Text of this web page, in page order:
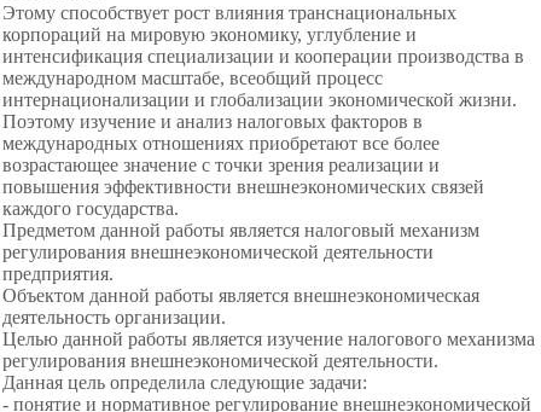
Этому способствует рост влияния транснациональных
корпораций на мировую экономику, углубление и
интенсификация специализации и кооперации производства в
международном масштабе, всеобщий процесс
интернационализации и глобализации экономической жизни.
Поэтому изучение и анализ налоговых факторов в
международных отношениях приобретают все более
возрастающее значение с точки зрения реализации и
повышения эффективности внешнеэкономических связей
каждого государства.
Предметом данной работы является налоговый механизм
регулирования внешнеэкономической деятельности
предприятия.
Объектом данной работы является внешнеэкономическая
деятельность организации.
Целью данной работы является изучение налогового механизма
регулирования внешнеэкономической деятельности.
Данная цель определила следующие задачи:
- понятие и нормативное регулирование внешнеэкономической